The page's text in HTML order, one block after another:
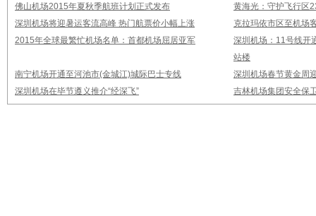
佛山机场2015年夏秋季航班计划正式发布
黄海光：守护飞行区
深圳机场将迎暑运客流高峰 热门航票价小幅上涨
克拉玛依市区至机场
2015年全球最繁忙机场名单：首都机场屈居亚军
深圳机场：11号线开
站楼
南宁机场开通至河池市(金城江)城际巴士专线
深圳机场春节黄金周
深圳机场在毕节遵义推介“经深飞”
吉林机场集团安全保